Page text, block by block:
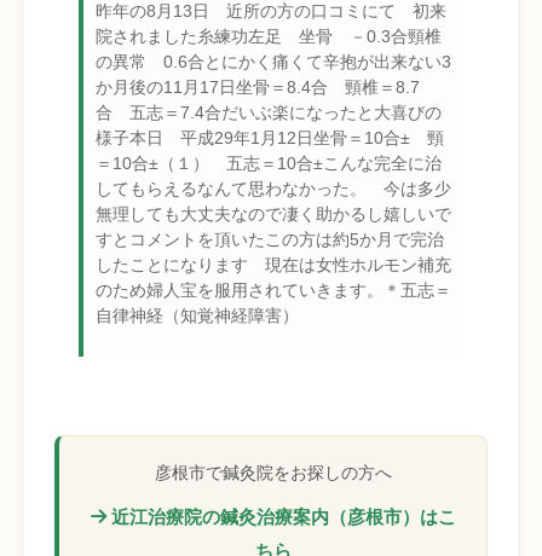
昨年の8月13日 近所の方の口コミにて 初来
院されました糸練功左足 坐骨 －0.3合頸椎
の異常 0.6合とにかく痛くて辛抱が出来ない3
か月後の11月17日坐骨＝8.4合 頸椎＝8.7
合 五志＝7.4合だいぶ楽になったと大喜びの
様子本日 平成29年1月12日坐骨＝10合± 頸
＝10合±（１） 五志＝10合±こんな完全に治
してもらえるなんて思わなかった。 今は多少
無理しても大丈夫なので凄く助かるし嬉しいで
すとコメントを頂いたこの方は約5か月で完治
したことになります 現在は女性ホルモン補充
のため婦人宝を服用されていきます。＊五志＝
自律神経（知覚神経障害）
彦根市で鍼灸院をお探しの方へ
近江治療院の鍼灸治療案内（彦根市）はこ
ちら